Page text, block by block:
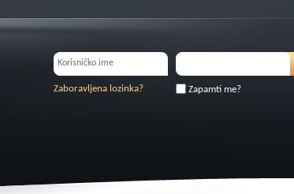
Zapamti me?
Zaboravljena lozinka?